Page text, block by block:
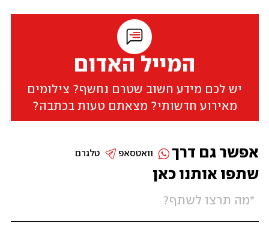
המייל האדום
יש לכם מידע חשוב שטרם נחשף? צילומים
מאירוע חדשותי? מצאתם טעות בכתבה?
שתפו אותנו כאן
אפשר גם דרך טלגרם וואטסאפ